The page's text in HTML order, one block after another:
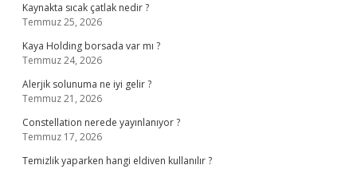
Kaynakta sıcak çatlak nedir ?
Temmuz 25, 2026
Kaya Holding borsada var mı ?
Temmuz 24, 2026
Alerjik solunuma ne iyi gelir ?
Temmuz 21, 2026
Constellation nerede yayınlanıyor ?
Temmuz 17, 2026
Temizlik yaparken hangi eldiven kullanılır ?